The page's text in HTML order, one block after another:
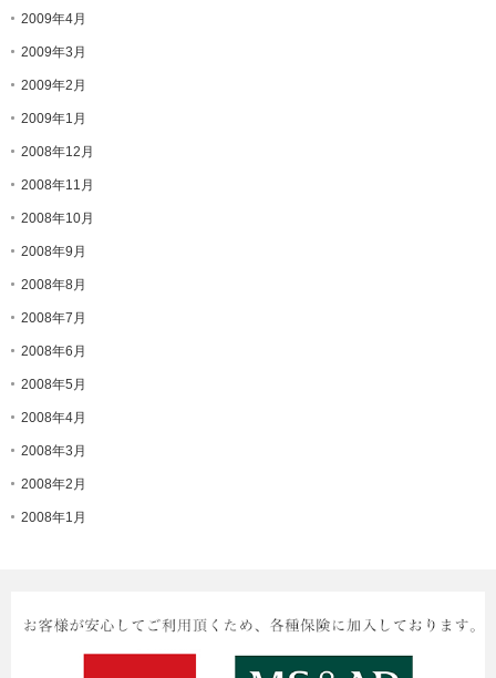
2009年4月
2009年3月
2009年2月
2009年1月
2008年12月
2008年11月
2008年10月
2008年9月
2008年8月
2008年7月
2008年6月
2008年5月
2008年4月
2008年3月
2008年2月
2008年1月